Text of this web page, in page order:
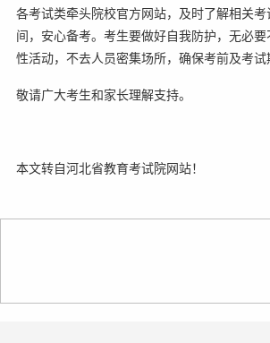
各考试类牵头院校官方网站，及时了解相关
间，安心备考。考生要做好自我防护，无必
性活动，不去人员密集场所，确保考前及考试
敬请广大考生和家长理解支持。
本文转自河北省教育考试院网站！